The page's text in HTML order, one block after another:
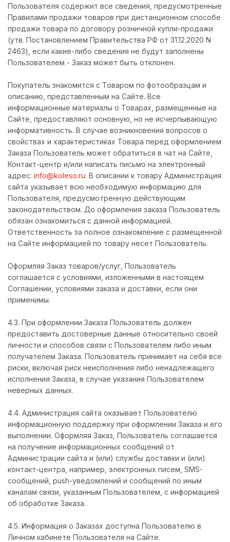
Пользователя содержит все сведения, предусмотренные
Правилами продажи товаров при дистанционном способе
продажи товара по договору розничной купли-продажи
(утв. Постановлением Правительства РФ от 31.12.2020 N
2463), если какие-либо сведения не будут заполнены
Пользователем - Заказ может быть отклонен.
Покупатель знакомится с Товаром по фотообразцам и
описанию, представленным на Сайте. Все
информационные материалы о Товарах, размещенные на
Сайте, предоставляют основную, но не исчерпывающую
информативность. В случае возникновения вопросов о
свойствах и характеристиках Товара перед оформлением
Заказа Пользователь может обратиться в чат на Сайте,
Контакт-центр и/или написать письмо на электронный
адрес: info@koleso.ru. В описании к товару Администрация
сайта указывает всю необходимую информацию для
Пользователя, предусмотренную действующим
законодательством. До оформления заказа Пользователь
обязан ознакомиться с данной информацией.
Ответственность за полное ознакомление с размещенной
на Сайте информацией по товару несет Пользователь.
Оформляя Заказ товаров/услуг, Пользователь
соглашается с условиями, изложенными в настоящем
Соглашении, условиями заказа и доставки, если они
применимы.
4.3. При оформлении Заказа Пользователь должен
предоставить достоверные данные относительно своей
личности и способов связи с Пользователем либо иным
получателем Заказа. Пользователь принимает на себя все
риски, включая риск неисполнения либо ненадлежащего
исполнения Заказа, в случае указания Пользователем
неверных данных.
4.4. Администрация сайта оказывает Пользователю
информационную поддержку при оформлении Заказа и его
выполнении. Оформляя Заказ, Пользователь соглашается
на получение информационных сообщений от
Администрации сайта и (или) службы доставки и (или)
контакт-центра, например, электронных писем, SMS-
сообщений, push-уведомлений и сообщений по иным
каналам связи, указанным Пользователем, с информацией
об обработке Заказа.
4.5. Информация о Заказах доступна Пользователю в
Личном кабинете Пользователя на Сайте.